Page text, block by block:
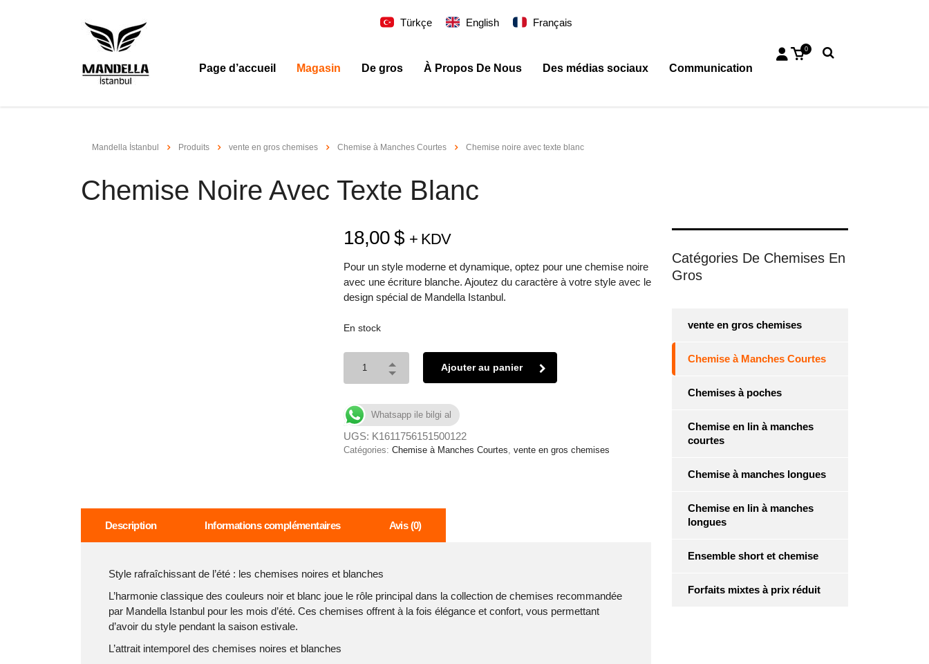
Türkçe English Français
Page d’accueil Magasin De gros À Propos De Nous Des médias sociaux Communication
0
Mandella İstanbul Produits vente en gros chemises Chemise à Manches Courtes Chemise noire avec texte blanc
Chemise Noire Avec Texte Blanc
18,00$ + KDV
Pour un style moderne et dynamique, optez pour une chemise noire
avec une écriture blanche. Ajoutez du caractère à votre style avec le
design spécial de Mandella Istanbul.
En stock
Ajouter au panier
Whatsapp ile bilgi al
UGS: K1611756151500122
Catégories: Chemise à Manches Courtes, vente en gros chemises
Description Informations complémentaires Avis (0)
Style rafraîchissant de l’été : les chemises noires et blanches
L’harmonie classique des couleurs noir et blanc joue le rôle principal dans la collection de chemises recommandée
par Mandella Istanbul pour les mois d’été. Ces chemises offrent à la fois élégance et confort, vous permettant
d’avoir du style pendant la saison estivale.
L’attrait intemporel des chemises noires et blanches
Catégories De Chemises En
Gros
vente en gros chemises
Chemise à Manches Courtes
Chemises à poches
Chemise en lin à manches
courtes
Chemise à manches longues
Chemise en lin à manches
longues
Ensemble short et chemise
Forfaits mixtes à prix réduit